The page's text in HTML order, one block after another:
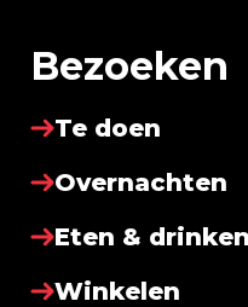
Bezoeken
Te doen
Overnachten
Eten & drinken
Winkelen